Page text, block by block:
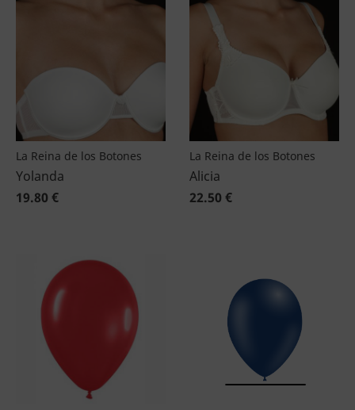
La Reina de los Botones
Yolanda
19.80 €
La Reina de los Botones
Alicia
22.50 €